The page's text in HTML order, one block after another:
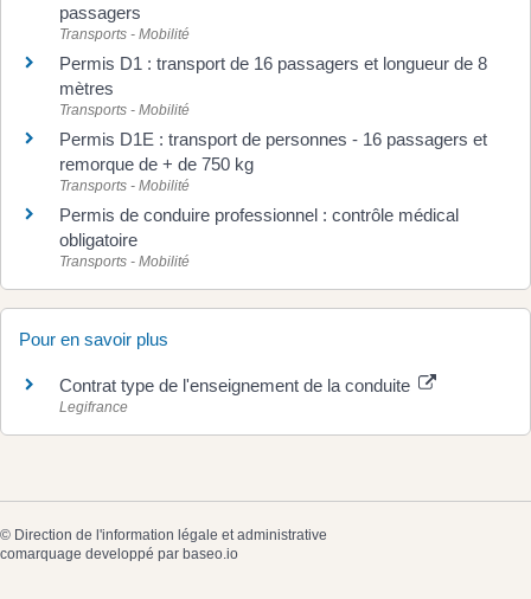
passagers
Transports - Mobilité
Permis D1 : transport de 16 passagers et longueur de 8
mètres
Transports - Mobilité
Permis D1E : transport de personnes - 16 passagers et
remorque de + de 750 kg
Transports - Mobilité
Permis de conduire professionnel : contrôle médical
obligatoire
Transports - Mobilité
Pour en savoir plus
Contrat type de l'enseignement de la conduite
Legifrance
© Direction de l'information légale et administrative
comarquage developpé par baseo.io